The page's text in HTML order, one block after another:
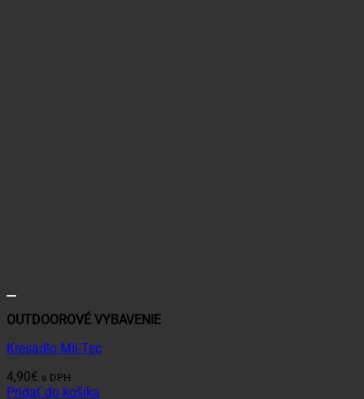
OUTDOOROVÉ VYBAVENIE
Kresadlo Mil-Tec
4,90€ s DPH
Pridať do košíka